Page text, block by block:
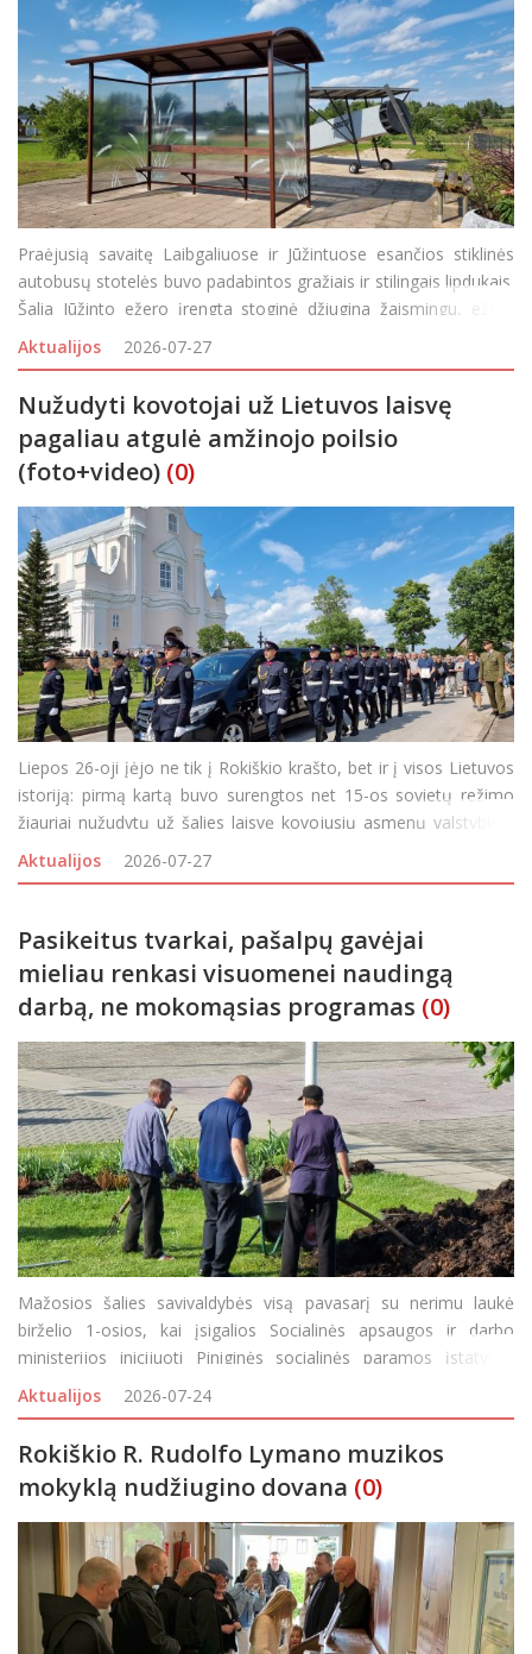
Praėjusią savaitę Laibgaliuose ir Jūžintuose esančios stiklinės
autobusų stotelės buvo padabintos gražiais ir stilingais lipdukais.
Šalia Jūžinto ežero įrengta stoginė džiugina žaismingu, ežerą
atvaizduojančiu piešiniu: nendrėmis ir vandens lelijų lapais, o
Laibgaliuose stiklines stot
Aktualijos 2026-07-27
Nužudyti kovotojai už Lietuvos laisvę
pagaliau atgulė amžinojo poilsio
(foto+video) (0)
Liepos 26-oji įėjo ne tik į Rokiškio krašto, bet ir į visos Lietuvos
istoriją: pirmą kartą buvo surengtos net 15-os sovietų režimo
žiauriai nužudytų už šalies laisvę kovojusių asmenų valstybinio
lygio laidotuvės. Jūžintų ir Ragelių kapinėse į amžinojo poilsio
vietas sekmadienį p
Aktualijos 2026-07-27
Pasikeitus tvarkai, pašalpų gavėjai
mieliau renkasi visuomenei naudingą
darbą, ne mokomąsias programas (0)
Mažosios šalies savivaldybės visą pavasarį su nerimu laukė
birželio 1-osios, kai įsigalios Socialinės apsaugos ir darbo
ministerijos inicijuoti Piniginės socialinės paramos įstatymo
pakeitimai, kuriais atsisakoma priverstinės visuomenei
naudingos veiklos (vadinamojo „atidirbimo“).
Aktualijos 2026-07-24
Rokiškio R. Rudolfo Lymano muzikos
mokyklą nudžiugino dovana (0)